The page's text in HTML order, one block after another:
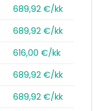
689,92 €/kk
689,92 €/kk
616,00 €/kk
689,92 €/kk
689,92 €/kk